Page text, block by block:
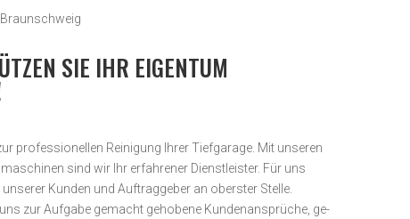
SIE IHR EIGENTUM
professionellen Reinigung Ihrer Tiefgarage. Mit unseren
sind wir Ihr erfahrener Dienstleister. Für uns
Kunden und Auftrag­geber an oberster Stelle.
zur Aufgabe gemacht ge­hobene Kunden­an­sprüche, ge­